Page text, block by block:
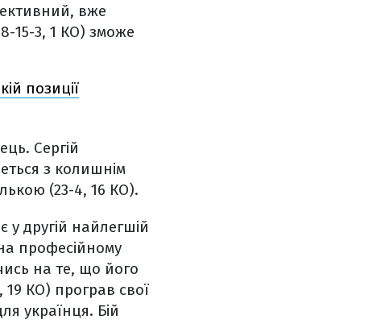
вже
15-3, 1 КО) зможе
позиції
Сергій
з колишнім
(23-4, 16 КО).
другій найлегшій
професійному
на те, що його
КО) програв свої
українця. Бій